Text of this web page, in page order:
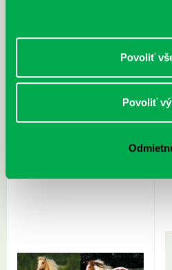
Povoliť
Povoliť
Rudź, Przemyslaw: Atlas hviezd: